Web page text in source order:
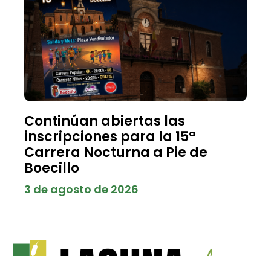
Continúan abiertas las
inscripciones para la 15ª
Carrera Nocturna a Pie de
Boecillo
3 de agosto de 2026